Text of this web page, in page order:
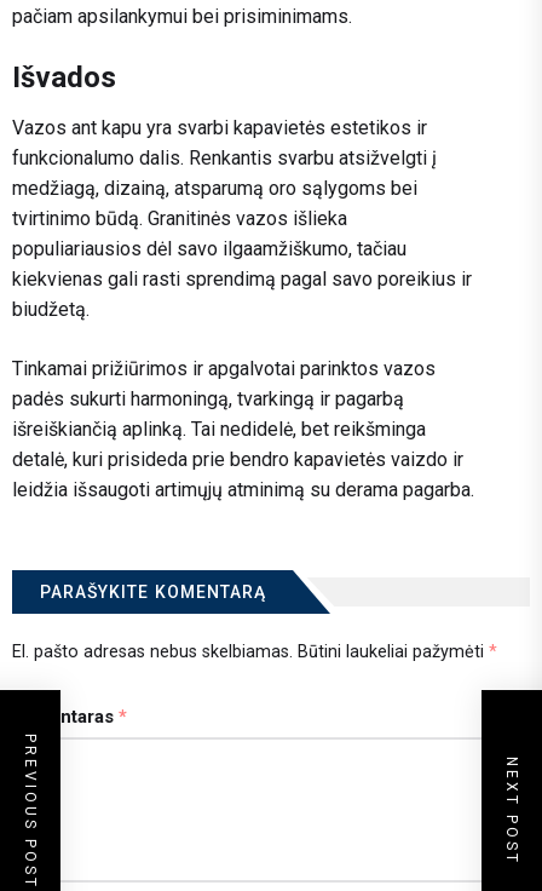
pačiam apsilankymui bei prisiminimams.
Išvados
Vazos ant kapu yra svarbi kapavietės estetikos ir
funkcionalumo dalis. Renkantis svarbu atsižvelgti į
medžiagą, dizainą, atsparumą oro sąlygoms bei
tvirtinimo būdą. Granitinės vazos išlieka
populiariausios dėl savo ilgaamžiškumo, tačiau
kiekvienas gali rasti sprendimą pagal savo poreikius ir
biudžetą.
Tinkamai prižiūrimos ir apgalvotai parinktos vazos
padės sukurti harmoningą, tvarkingą ir pagarbą
išreiškiančią aplinką. Tai nedidelė, bet reikšminga
detalė, kuri prisideda prie bendro kapavietės vaizdo ir
leidžia išsaugoti artimųjų atminimą su derama pagarba.
PARAŠYKITE KOMENTARĄ
El. pašto adresas nebus skelbiamas. Būtini laukeliai pažymėti *
Komentaras *
PREVIOUS POST NEXT POST